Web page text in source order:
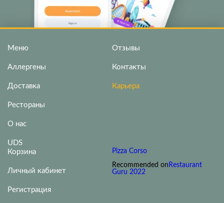
Меню
Аллергены
Доставка
Рестораны
О нас
UDS
Отзывы
Контакты
Карьера
Корзина
Личный кабинет
Регистрация
Pizza Corso
Recommended on Restaurant
Guru 2022